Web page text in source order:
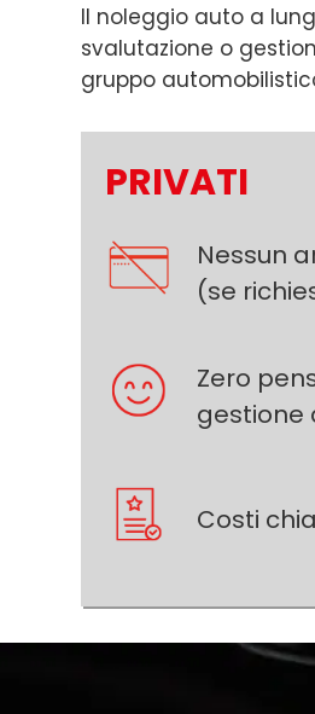
Il noleggio auto a
svalutazione o
gruppo
PRIVATI
Nessun
(se
Zero
gestione
Costi